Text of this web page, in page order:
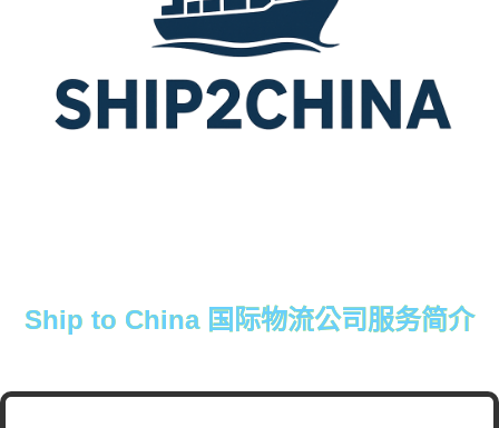
Ship to China 国际物流公司服务简介